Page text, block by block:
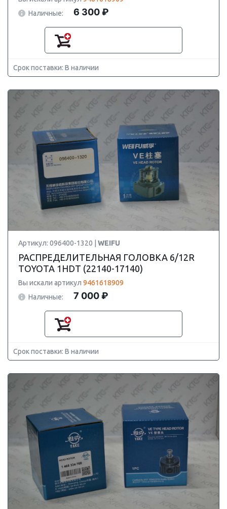
Наличные:
6 300 ₽
Срок поставки: В наличии
Артикул: 096400-1320 | WEIFU
РАСПРЕДЕЛИТЕЛЬНАЯ ГОЛОВКА 6/12R
TOYOTA 1HDT (22140-17140)
Вы искали артикул 9461618909
Наличные:
7 000 ₽
Срок поставки: В наличии